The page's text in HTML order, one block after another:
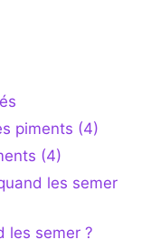
piments (4)
(4)
les semer
les semer ?